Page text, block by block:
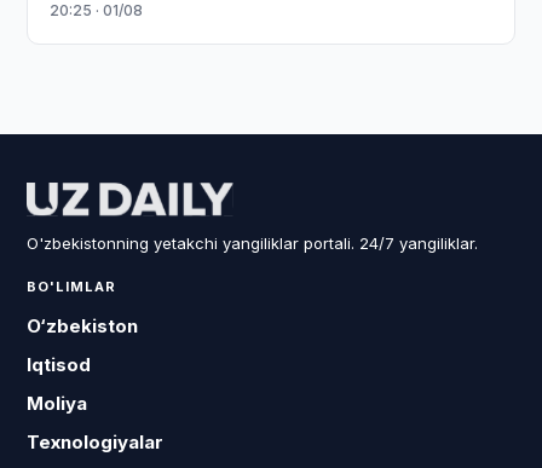
20:25 · 01/08
O'zbekistonning yetakchi yangiliklar portali. 24/7 yangiliklar.
BO'LIMLAR
O‘zbekiston
Iqtisod
Moliya
Texnologiyalar